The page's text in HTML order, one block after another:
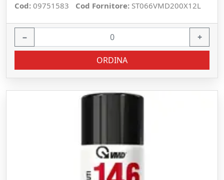
Cod: 09751583 Cod Fornitore: ST066VMD200X12L
− +
ORDINA